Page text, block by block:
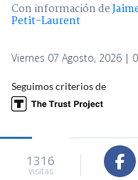
Con información de
Petit-Laurent
Viernes 07 Agosto, 2026 |
Seguimos criterios de
1316
visitas